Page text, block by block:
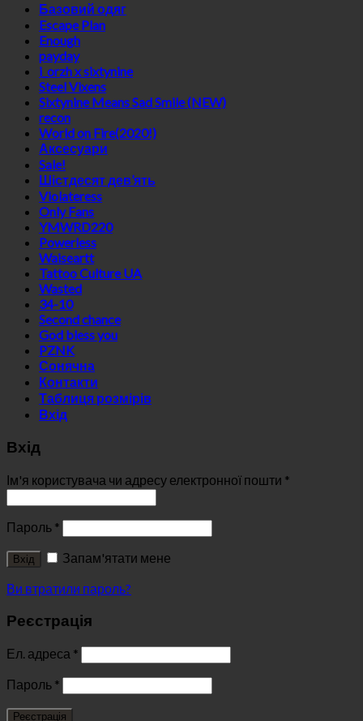
Базовий одяг
Escape Plan
Enough
payday
i_orzh x sixtynine
Steel Vixens
Sixtynine Means Sad Smile (NEW)
recon
World on Fire(2020!)
Аксесуари
Sale!
Шістдесят дев’ять
Violateress
Only Fans
YMWRD220
Powerless
Waiseartt
Tattoo Culture UA
Wasted
34-10
Second chance
God bless you
PZNK
Сонячна
Контакти
Таблиця розмірів
Вхід
Вхід
Ім'я користувача чи адресу електронної пошти *
Пароль *
Вхід
Запам'ятати мене
Ви втратили пароль?
Реєстрація
Ел. адреса *
Пароль *
Реєстрація